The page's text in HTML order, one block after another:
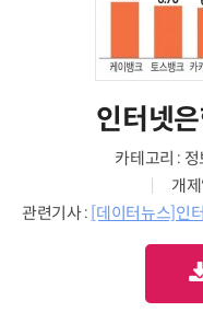
인터넷
카테고리 :
개
관련기사 : [데이터뉴스]인터